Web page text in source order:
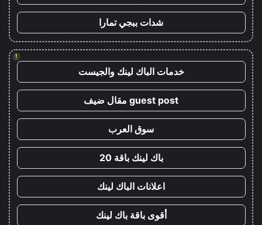
شدات ببجي تمارا
!
خدمات الباك لينك والجيست
guest post مقال ضيف
سوق العرب
باك لينك باقة 20
اعلانات الباك لينك
أقوى باقة باك لينك